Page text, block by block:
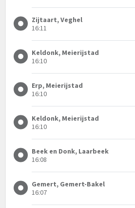
Zijtaart, Veghel
16:11
Keldonk, Meierijstad
16:10
Erp, Meierijstad
16:10
Keldonk, Meierijstad
16:10
Beek en Donk, Laarbeek
16:08
Gemert, Gemert-Bakel
16:07